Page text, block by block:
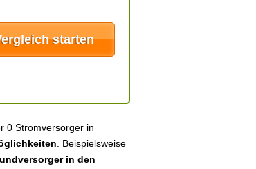
0 Stromversorger in
. Beispielsweise
in den